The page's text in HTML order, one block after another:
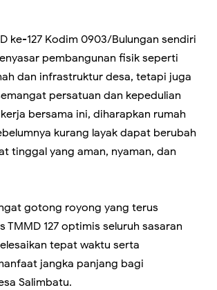
ke-127 Kodim 0903/Bulungan sendiri
pembangunan fisik seperti
dan infrastruktur desa, tetapi juga
persatuan dan kepedulian
bersama ini, diharapkan rumah
kurang layak dapat berubah
tinggal yang aman, nyaman, dan
gotong royong yang terus
TMMD 127 optimis seluruh sasaran
tepat waktu serta
jangka panjang bagi
Salimbatu.